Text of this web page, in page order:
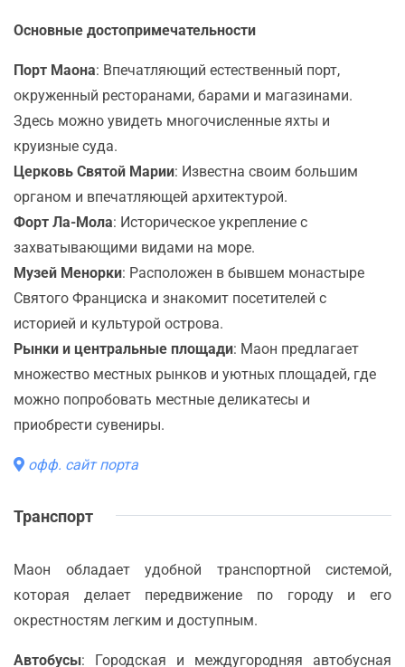
Основные достопримечательности
Порт Маона: Впечатляющий естественный порт,
окруженный ресторанами, барами и магазинами.
Здесь можно увидеть многочисленные яхты и
круизные суда.
Церковь Святой Марии: Известна своим большим
органом и впечатляющей архитектурой.
Форт Ла-Мола: Историческое укрепление с
захватывающими видами на море.
Музей Менорки: Расположен в бывшем монастыре
Святого Франциска и знакомит посетителей с
историей и культурой острова.
Рынки и центральные площади: Маон предлагает
множество местных рынков и уютных площадей, где
можно попробовать местные деликатесы и
приобрести сувениры.
офф. сайт порта
Транспорт
Маон обладает удобной транспортной системой,
которая делает передвижение по городу и его
окрестностям легким и доступным.
Автобусы: Городская и междугородняя автобусная